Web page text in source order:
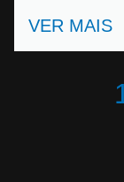
VER MAIS